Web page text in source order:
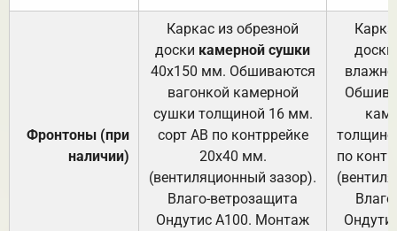
Фронтоны (при
наличии)
Каркас из обрезной
доски камерной сушки
40х150 мм. Обшиваются
вагонкой камерной
сушки толщиной 16 мм.
сорт АВ по контррейке
20х40 мм.
(вентиляционный зазор).
Влаго-ветрозащита
Ондутис А100. Монтаж
доски
по